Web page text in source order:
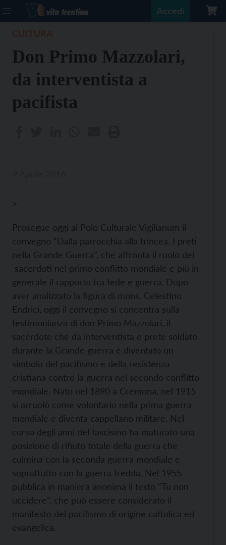
Accedi
Don Primo Mazzolari,
da interventista a
pacifista
>
Prosegue oggi al Polo Culturale Vigilianum il
convegno “Dalla parrocchia alla trincea. I preti
nella Grande Guerra”, che affronta il ruolo dei
sacerdoti nel primo conflitto mondiale e più in
generale il rapporto tra fede e guerra. Dopo
aver analizzato la figura di mons. Celestino
Endrici, oggi il convegno si concentra sulla
testimonianza di don Primo Mazzolari, il
sacerdote che da interventista e prete soldato
durante la Grande guerra è diventato un
simbolo del pacifismo e della resistenza
cristiana contro la guerra nel secondo conflitto
mondiale. Nato nel 1890 a Cremona, nel 1915
si arruolò come volontario nella prima guerra
mondiale e diventa cappellano militare. Nel
corso degli anni del fascismo ha maturato una
posizione di rifiuto totale della guerra che
culmina con la seconda guerra mondiale e
soprattutto con la guerra fredda. Nel 1955
pubblica in maniera anonima il testo “Tu non
uccidere”, che può essere considerato il
manifesto del pacifismo di origine cattolica ed
evangelica.